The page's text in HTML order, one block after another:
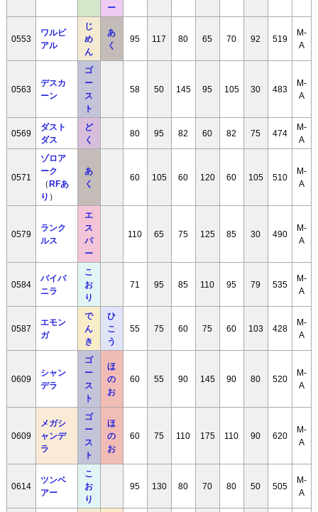
ー
0553
ワルビ
アル
じ
め
ん
あ
く
95 117 80 65 70 92 519
M-
A
0563
デスカ
ーン
ゴ
ー
ス
ト
58 50 145 95 105 30 483
M-
A
0569
ダスト
ダス
ど
く
80 95 82 60 82 75 474
M-
A
0571
ゾロア
ーク
（ RFあ
り ）
あ
く
60 105 60 120 60 105 510
M-
A
0579
ランク
ルス
エ
ス
パ
ー
110 65 75 125 85 30 490
M-
A
0584
バイバ
ニラ
こ
お
り
71 95 85 110 95 79 535
M-
A
0587
エモン
ガ
で
ん
き
ひ
こ
う
55 75 60 75 60 103 428
M-
A
0609
シャン
デラ
ゴ
ー
ス
ト
ほ
の
お
60 55 90 145 90 80 520
M-
A
0609
メガシ
ャンデ
ラ
ゴ
ー
ス
ト
ほ
の
お
60 75 110 175 110 90 620
M-
A
0614
ツンベ
アー
こ
お
り
95 130 80 70 80 50 505
M-
A